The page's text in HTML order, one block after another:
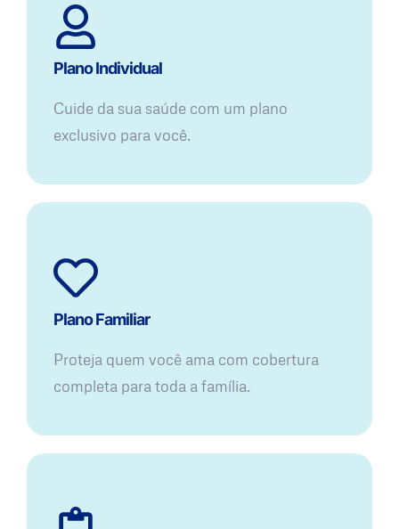
Plano Individual
Cuide da sua saúde com um plano
exclusivo para você.
Plano Familiar
Proteja quem você ama com cobertura
completa para toda a família.